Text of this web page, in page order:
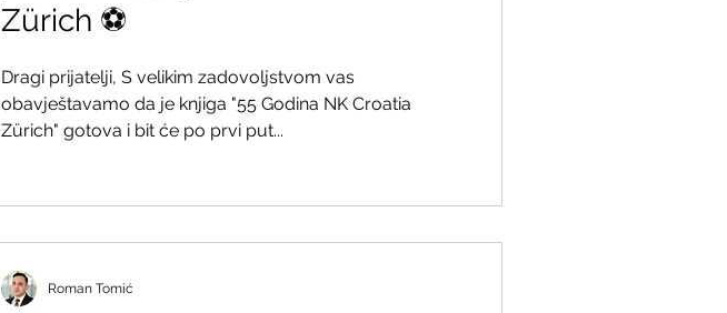
Zürich ⚽
Dragi prijatelji, S velikim zadovoljstvom vas
obavještavamo da je knjiga "55 Godina NK Croatia
Zürich" gotova i bit će po prvi put...
Roman Tomić